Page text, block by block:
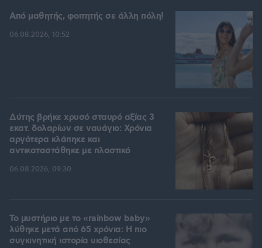
Από μαθητής, φοιτητής σε άλλη πόλη!
06.08.2026, 10:52
Δύτης βρήκε χρυσό σταυρό αξίας 3
εκατ. δολαρίων σε ναυάγιο: Χρόνια
αργότερα κλάπηκε και
αντικαταστάθηκε με πλαστικό
06.08.2026, 09:30
Το μυστήριο με το «rainbow baby»
λύθηκε μετά από 65 χρόνια: Η πιο
συγκινητική ιστορία υιοθεσίας